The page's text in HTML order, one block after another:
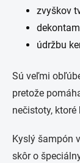
zvyškov
údržbu
Sú veľmi
pretože
nečistoty,
Kyslý šampón
skôr o